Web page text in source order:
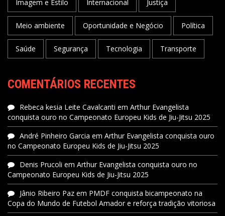
Imagem e Estilo Internacional Justiça
Meio ambiente Oportunidade e Negócio Política
Saúde Segurança Tecnologia Transporte
COMENTÁRIOS RECENTES
Rebeca kesia Leite Cavalcanti em Arthur Evangelista
conquista ouro no Campeonato Europeu Kids de Jiu-Jitsu 2025
André Pinheiro Garcia em Arthur Evangelista conquista ouro
no Campeonato Europeu Kids de Jiu-Jitsu 2025
Denis Prucoli em Arthur Evangelista conquista ouro no
Campeonato Europeu Kids de Jiu-Jitsu 2025
Jânio Ribeiro Paz em PMDF conquista bicampeonato na
Copa do Mundo de Futebol Amador e reforça tradição vitoriosa